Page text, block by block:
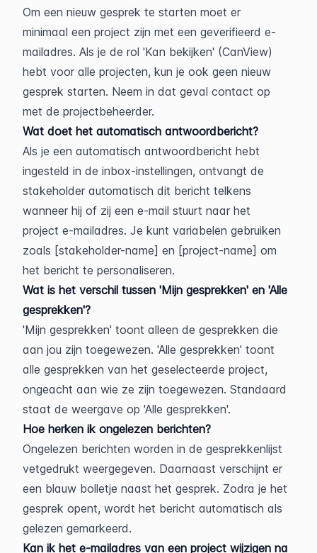
Om een nieuw gesprek te starten moet er
minimaal een project zijn met een geverifieerd e-
mailadres. Als je de rol 'Kan bekijken' (CanView)
hebt voor alle projecten, kun je ook geen nieuw
gesprek starten. Neem in dat geval contact op
met de projectbeheerder.
Wat doet het automatisch antwoordbericht?
Als je een automatisch antwoordbericht hebt
ingesteld in de inbox-instellingen, ontvangt de
stakeholder automatisch dit bericht telkens
wanneer hij of zij een e-mail stuurt naar het
project e-mailadres. Je kunt variabelen gebruiken
zoals [stakeholder-name] en [project-name] om
het bericht te personaliseren.
Wat is het verschil tussen 'Mijn gesprekken' en 'Alle
gesprekken'?
'Mijn gesprekken' toont alleen de gesprekken die
aan jou zijn toegewezen. 'Alle gesprekken' toont
alle gesprekken van het geselecteerde project,
ongeacht aan wie ze zijn toegewezen. Standaard
staat de weergave op 'Alle gesprekken'.
Hoe herken ik ongelezen berichten?
Ongelezen berichten worden in de gesprekkenlijst
vetgedrukt weergegeven. Daarnaast verschijnt er
een blauw bolletje naast het gesprek. Zodra je het
gesprek opent, wordt het bericht automatisch als
gelezen gemarkeerd.
Kan ik het e-mailadres van een project wijzigen na